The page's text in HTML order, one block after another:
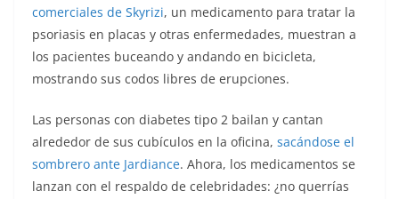
comerciales de Skyrizi, un medicamento para tratar la
psoriasis en placas y otras enfermedades, muestran a
los pacientes buceando y andando en bicicleta,
mostrando sus codos libres de erupciones.
Las personas con diabetes tipo 2 bailan y cantan
alrededor de sus cubículos en la oficina, sacándose el
sombrero ante Jardiance. Ahora, los medicamentos se
lanzan con el respaldo de celebridades: ¿no querrías